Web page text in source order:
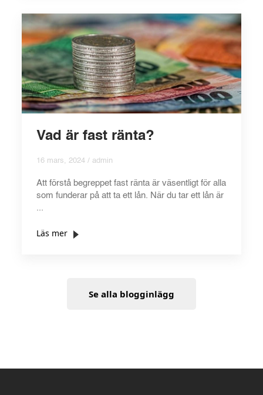
Vad är fast ränta?
16 mars, 2024 / admin
Att förstå begreppet fast ränta är väsentligt för alla
som funderar på att ta ett lån. När du tar ett lån är
Läs mer
Se alla blogginlägg